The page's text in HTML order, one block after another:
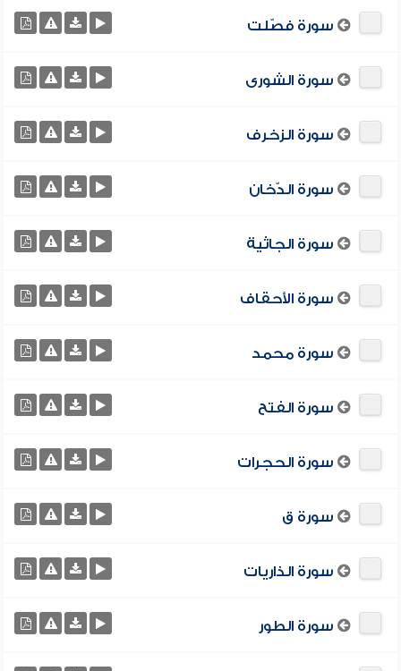
سورة فصّلت
سورة الشورى
سورة الزخرف
سورة الدّخان
سورة الجاثية
سورة الأحقاف
سورة محمد
سورة الفتح
سورة الحجرات
سورة ق
سورة الذاريات
سورة الطور